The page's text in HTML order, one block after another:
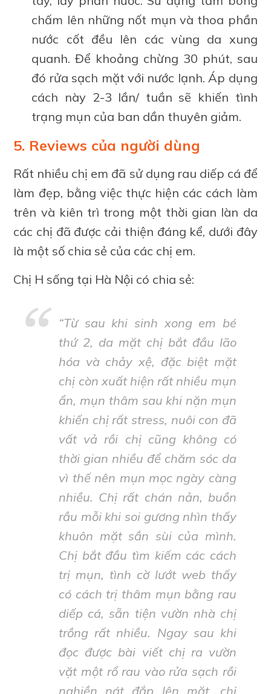
chấm lên những nốt mụn và thoa phần
nước cốt đều lên các vùng da xung
quanh. Để khoảng chừng 30 phút, sau
đó rửa sạch mặt với nước lạnh. Áp dụng
cách này 2-3 lần/ tuần sẽ khiến tình
trạng mụn của ban dần thuyên giảm.
5. Reviews của người dùng
Rất nhiều chị em đã sử dụng rau diếp cá để
làm đẹp, bằng việc thực hiện các cách làm
trên và kiên trì trong một thời gian làn da
các chị đã được cải thiện đáng kể, dưới đây
là một số chia sẻ của các chị em.
Chị H sống tại Hà Nội có chia sẻ:
“Từ sau khi sinh xong em bé
thứ 2, da mặt chị bắt đầu lão
hóa và chảy xệ, đặc biệt mặt
chị còn xuất hiện rất nhiều mụn
ẩn, mụn thâm sau khi nặn mụn
khiến chị rất stress, nuôi con đã
vất vả rồi chị cũng không có
thời gian nhiều để chăm sóc da
vì thế nên mụn mọc ngày càng
nhiều. Chị rất chán nản, buồn
rầu mỗi khi soi gương nhìn thấy
khuôn mặt sần sùi của mình.
Chị bắt đầu tìm kiếm các cách
trị mụn, tình cờ lướt web thấy
có cách trị thâm mụn bằng rau
diếp cá, sẵn tiện vườn nhà chị
trồng rất nhiều. Ngay sau khi
đọc được bài viết chị ra vườn
vặt một rổ rau vào rửa sạch rồi
nghiền nát đắp lên mặt, chị